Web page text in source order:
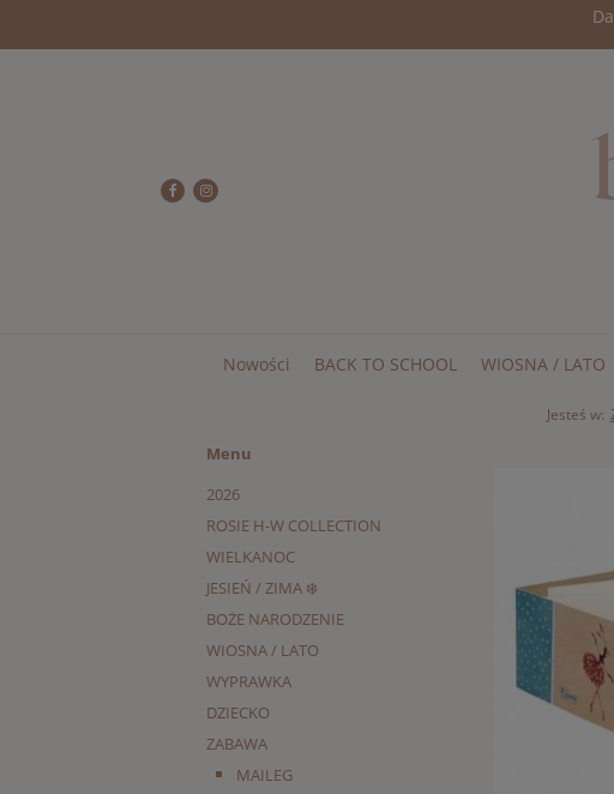
Nowości BACK TO SCHOOL WIOSNA / LATO
Jesteś w:
Menu
2026
ROSIE H-W COLLECTION
WIELKANOC
JESIEŃ / ZIMA ❄️
BOŻE NARODZENIE
WIOSNA / LATO
WYPRAWKA
DZIECKO
ZABAWA
MAILEG